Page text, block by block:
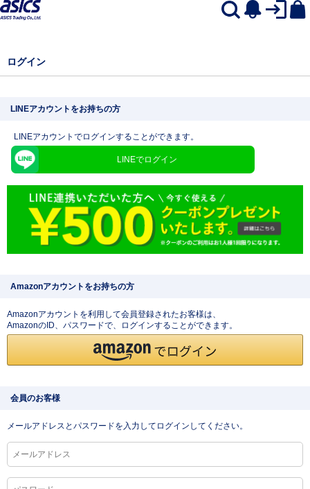
ログイン
LINEアカウントをお持ちの方
LINEアカウントでログインすることができます。
LINEでログイン
Amazonアカウントをお持ちの方
Amazonアカウントを利用して会員登録されたお客様は、
AmazonのID、パスワードで、ログインすることができます。
会員のお客様
メールアドレスとパスワードを入力してログインしてください。